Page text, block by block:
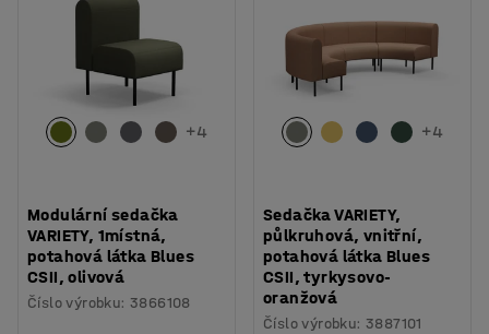
+4
Modulární sedačka
VARIETY, 1místná,
potahová látka Blues
CSII, olivová
Číslo výrobku:3866108
+4
Sedačka VARIETY,
půlkruhová, vnitřní,
potahová látka Blues
CSII, tyrkysovo-
oranžová
Číslo výrobku:3887101